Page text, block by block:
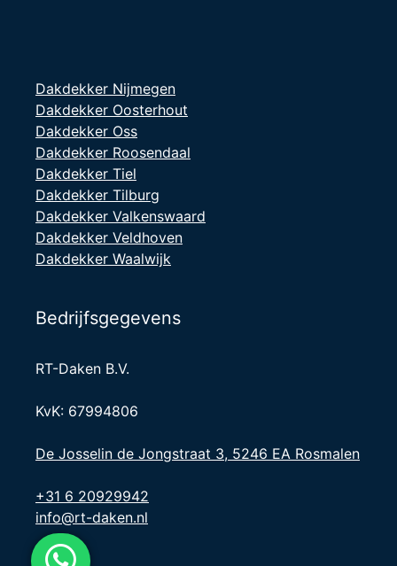
Dakdekker Nijmegen
Dakdekker Oosterhout
Dakdekker Oss
Dakdekker Roosendaal
Dakdekker Tiel
Dakdekker Tilburg
Dakdekker Valkenswaard
Dakdekker Veldhoven
Dakdekker Waalwijk
Bedrijfsgegevens
RT-Daken B.V.
KvK: 67994806
De Josselin de Jongstraat 3, 5246 EA Rosmalen
+31 6 20929942
info@rt-daken.nl